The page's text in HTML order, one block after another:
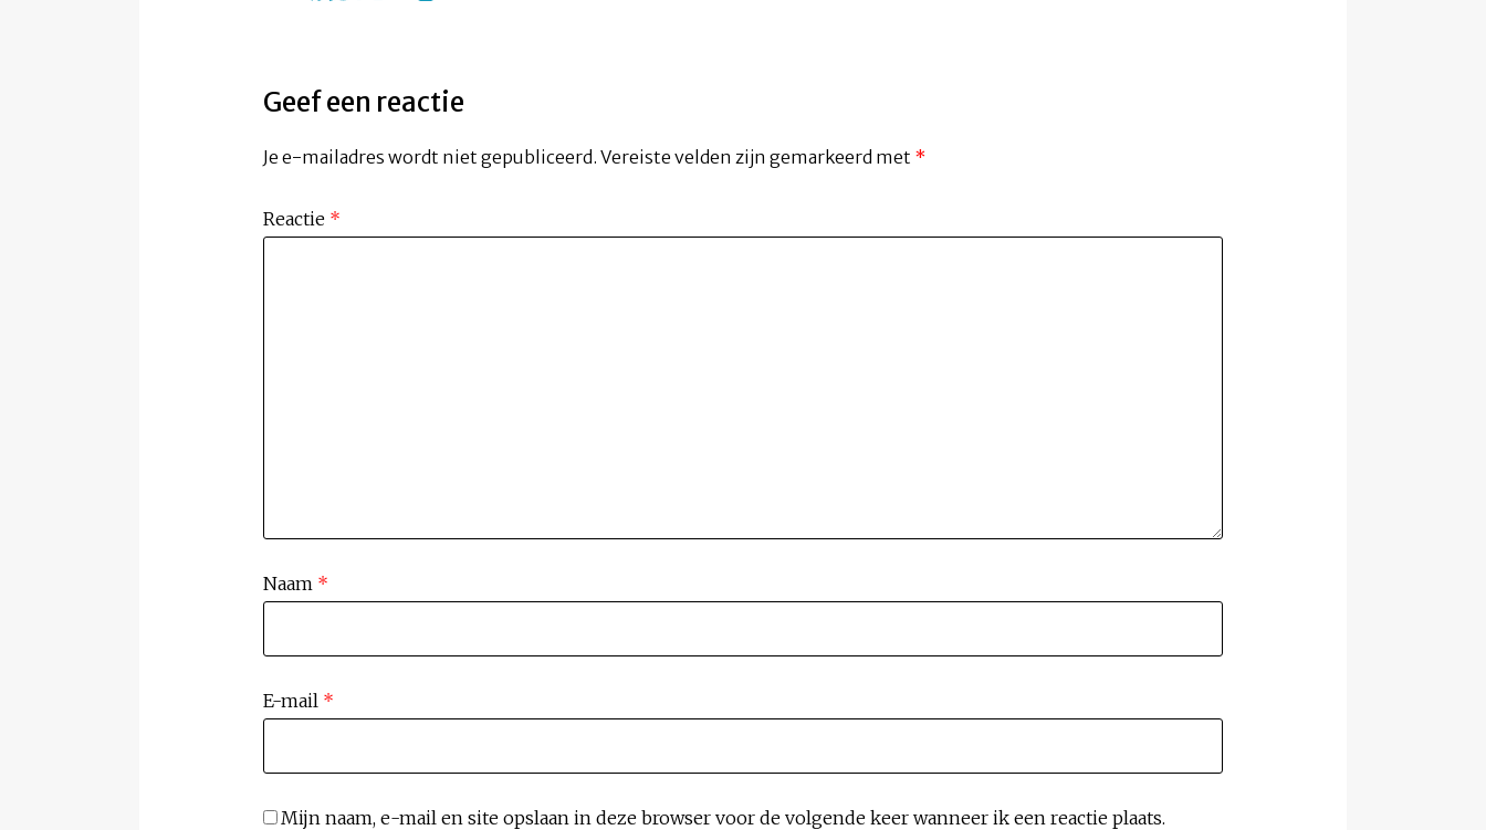
Geef een reactie
Je e-mailadres wordt niet gepubliceerd. Vereiste velden zijn gemarkeerd met *
Reactie *
Naam *
E-mail *
Mijn naam, e-mail en site opslaan in deze browser voor de volgende keer wanneer ik een reactie plaats.